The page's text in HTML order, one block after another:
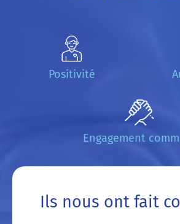
Positivité
Engagement
Ils nous ont fait